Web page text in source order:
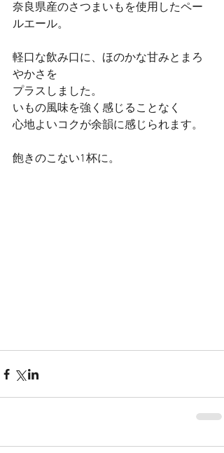
奈良県産のさつまいもを使用したペー
ルエール。
軽口な飲み口に、ほのかな甘みとまろ
やかさを
プラスしました。
いもの風味を強く感じることなく
心地よいコクが余韻に感じられます。
飽きのこない1杯に。